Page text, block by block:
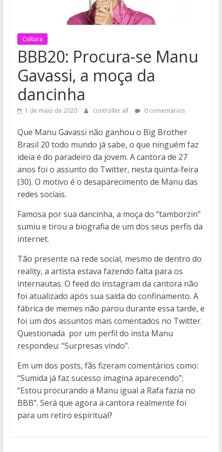
Cultura
BBB20: Procura-se Manu
Gavassi, a moça da
dancinha
1 de maio de 2020 controller all 0 comentários
Que Manu Gavassi não ganhou o Big Brother
Brasil 20 todo mundo já sabe, o que ninguém faz
ideia é do paradeiro da jovem. A cantora de 27
anos foi o assunto do Twitter, nesta quinta-feira
(30). O motivo é o desaparecimento de Manu das
redes sociais.
Famosa por sua dancinha, a moça do “tamborzin”
sumiu e tirou a biografia de um dos seus perfis da
internet.
Tão presente na rede social, mesmo de dentro do
reality, a artista estava fazendo falta para os
internautas. O feed do instagram da cantora não
foi atualizado após sua saída do confinamento. A
fábrica de memes não parou durante essa tarde, e
foi um dos assuntos mais comentados no Twitter.
Questionada por um perfil do insta Manu
respondeu: “Surpresas vindo”.
Em um dos posts, fãs fizeram comentários como:
“Sumida já faz sucesso imagina aparecendo”;
“Estou procurando a Manu igual a Rafa fazia no
BBB”. Será que agora a cantora realmente foi
para um retiro espiritual?